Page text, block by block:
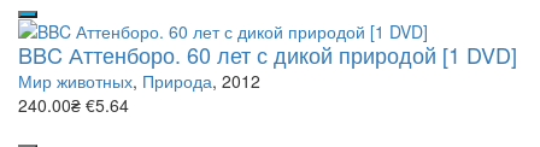
BBC Аттенборо. 60 лет с дикой природой [1 DVD]
Мир животных, Природа, 2012
240.00₴ €5.64